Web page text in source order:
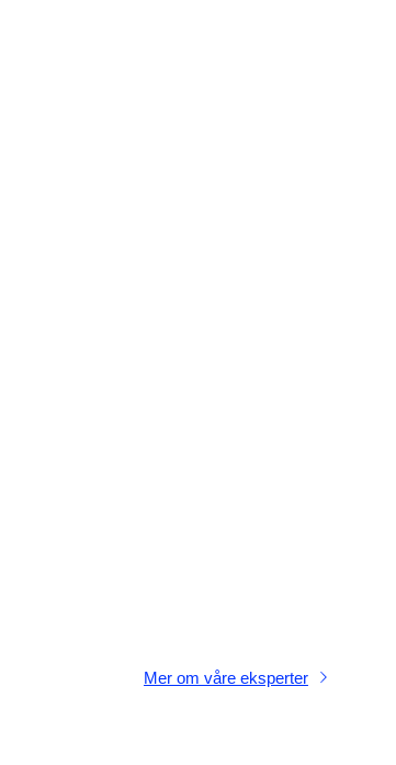
Mer om våre eksperter